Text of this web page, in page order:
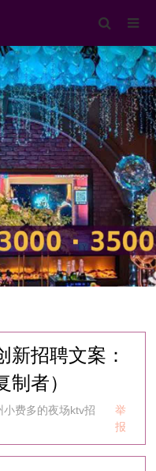
新招聘文案：
者）
小费多的夜场ktv招
举
报